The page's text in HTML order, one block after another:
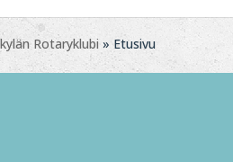
Rotaryklubi » Etusivu